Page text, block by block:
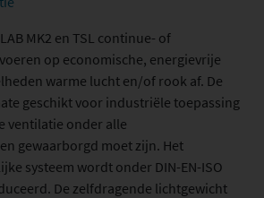
MK2 en TSL continue- of
op economische, energievrije
warme lucht en/of rook af. De
geschikt voor industriële toepassing
ventilatie onder alle
gewaarborgd moet zijn. Het
systeem wordt onder DIN-EN-ISO
De zelfdragende lichtgewicht
VENTILATIEPRODUCTEN